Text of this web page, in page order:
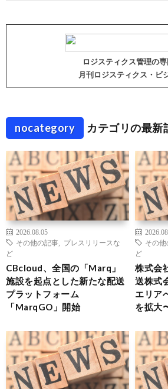
ロジスティクス管理の
月刊ロジスティクス・ビ
nocategory カテゴリの最新
2026.08.05
その他の記事
プレスリリースな
ど
CBcloud、全国の「Marq」
施設を起点とした新たな配送
プラットフォーム
「MarqGO」開始
その他
ど
株式会
送株式
エリア
を拡大